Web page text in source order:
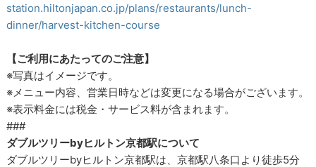
station.hiltonjapan.co.jp/plans/restaurants/lunch-
dinner/harvest-kitchen-course
【ご利用にあたってのご注意】
※写真はイメージです。
※メニュー内容、営業日時などは変更になる場合がございます。
※表示料金には税金・サービス料が含まれます。
###
ダブルツリーbyヒルトン京都駅について
ダブルツリーbyヒルトン京都駅は、京都駅八条口より徒歩5分